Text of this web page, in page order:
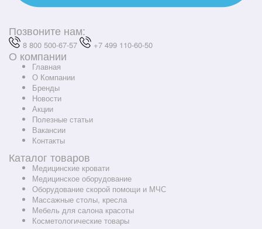
Позвоните нам:
8 800 500-67-57 +7 499 110-60-50
О компании
Главная
О Компании
Бренды
Новости
Акции
Полезные статьи
Вакансии
Контакты
Каталог товаров
Медицинские кровати
Медицинское оборудование
Оборудование скорой помощи и МЧС
Массажные столы, кресла
Мебель для салона красоты
Косметологические товары